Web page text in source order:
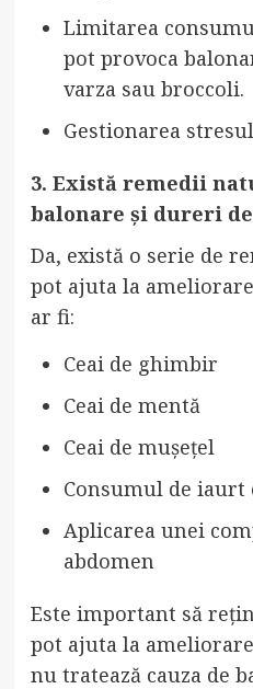
Limitarea
pot provoca
varza sau broccoli.
Gestionarea
3. Există remedii
balonare și dureri
Da, există o serie de
pot ajuta la
ar fi:
Ceai de ghimbir
Ceai de mentă
Ceai de mușețel
Consumul de
Aplicarea unei
abdomen
Este important să
pot ajuta la
nu tratează cauza de